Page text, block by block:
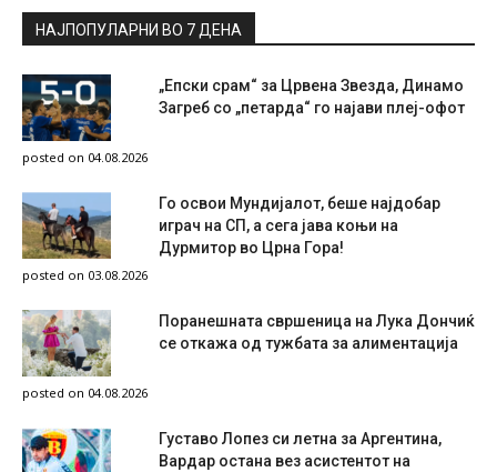
НАЈПОПУЛАРНИ ВО 7 ДЕНА
„Епски срам“ за Црвена Звезда, Динамо
Загреб со „петарда“ го најави плеј-офот
posted on 04.08.2026
Го освои Мундијалот, беше најдобар
играч на СП, а сега јава коњи на
Дурмитор во Црна Гора!
posted on 03.08.2026
Поранешната свршеница на Лука Дончиќ
се откажа од тужбата за алиментација
posted on 04.08.2026
Густаво Лопез си летна за Аргентина,
Вардар остана вез асистентот на